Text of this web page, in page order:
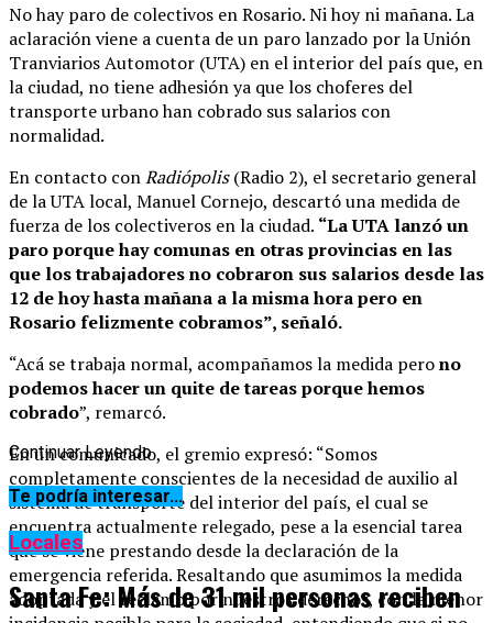
No hay paro de colectivos en Rosario. Ni hoy ni mañana. La
aclaración viene a cuenta de un paro lanzado por la Unión
Tranviarios Automotor (UTA) en el interior del país que, en
la ciudad, no tiene adhesión ya que los choferes del
transporte urbano han cobrado sus salarios con
normalidad.
En contacto conRadiópolis(Radio 2), el secretario general
de la UTA local, Manuel Cornejo, descartó una medida de
fuerza de los colectiveros en la ciudad. “La UTA lanzó un
paro porque hay comunas en otras provincias en las
que los trabajadores no cobraron sus salarios desde las
12 de hoy hasta mañana a la misma hora pero en
Rosario felizmente cobramos”, señaló.
“Acá se trabaja normal, acompañamos la medida perono
podemos hacer un quite de tareas porque hemos
cobrado”, remarcó.
En un comunicado, el gremio expresó: “Somos
completamente conscientes de la necesidad de auxilio al
sistema de transporte del interior del país, el cual se
encuentra actualmente relegado, pese a la esencial tarea
que se viene prestando desde la declaración de la
emergencia referida. Resaltando que asumimos la medida
adoptada y el reclamo por nuestros derechos, con la menor
Continuar Leyendo
Te podría interesar...
Locales
Santa Fe: Más de 31 mil personas reciben